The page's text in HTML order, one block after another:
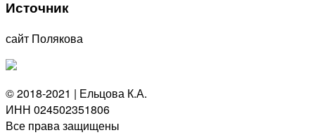
Источник
сайт Полякова
© 2018-2021 | Ельцова К.А.
ИНН 024502351806
Все права защищены